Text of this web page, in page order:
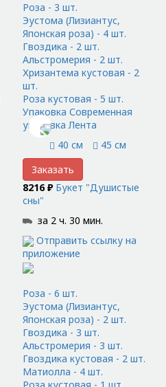
Роза - 3 шт.
Эустома (Лизиантус,
Японская роза) - 4 шт.
Гвоздика - 2 шт.
Альстромерия - 2 шт.
Хризантема кустовая - 2
шт.
Роза кустовая - 5 шт.
Упаковка Современная
упаковка Лента
40 см
45 см
Заказать
8216 ₽ Букет "Душистые
сны"
за 2 ч. 30 мин.
Отправить ссылку на
приложение
Роза - 6 шт.
Эустома (Лизиантус,
Японская роза) - 2 шт.
Гвоздика - 3 шт.
Альстромерия - 3 шт.
Гвоздика кустовая - 2 шт.
Матиолла - 4 шт.
Роза кустовая - 1 шт.